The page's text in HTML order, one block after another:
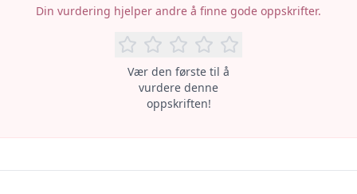
Din vurdering hjelper andre å finne gode oppskrifter.
Vær den første til å
vurdere denne
oppskriften!